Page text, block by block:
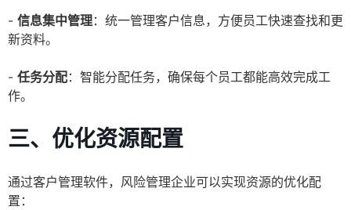
- 信息集中管理：统一管理客户信息，方便员工快速查找和更
新资料。
- 任务分配：智能分配任务，确保每个员工都能高效完成工
作。
三、优化资源配置
通过客户管理软件，风险管理企业可以实现资源的优化配
置：